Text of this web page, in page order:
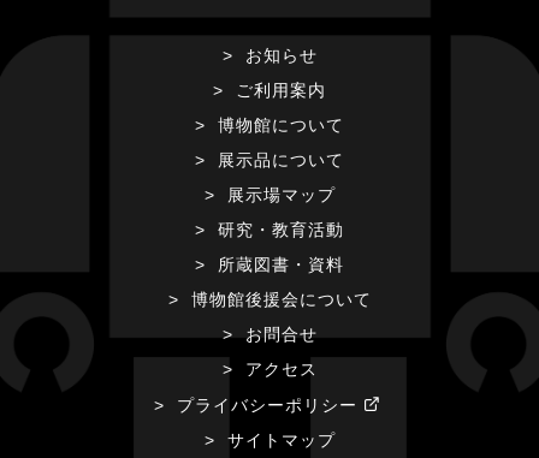
お知らせ
ご利用案内
博物館について
展示品について
展示場マップ
研究・教育活動
所蔵図書・資料
博物館後援会について
お問合せ
アクセス
プライバシーポリシー
サイトマップ